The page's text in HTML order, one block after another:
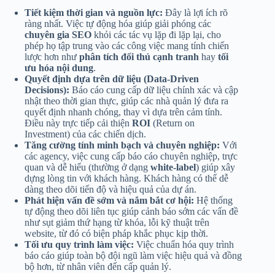
Tiết kiệm thời gian và nguồn lực: Đây là lợi ích rõ
ràng nhất. Việc tự động hóa giúp giải phóng các
chuyên gia SEO khỏi các tác vụ lặp đi lặp lại, cho
phép họ tập trung vào các công việc mang tính chiến
lược hơn như phân tích đối thủ cạnh tranh hay tối
ưu hóa nội dung.
Quyết định dựa trên dữ liệu (Data-Driven
Decisions): Báo cáo cung cấp dữ liệu chính xác và cập
nhật theo thời gian thực, giúp các nhà quản lý đưa ra
quyết định nhanh chóng, thay vì dựa trên cảm tính.
Điều này trực tiếp cải thiện ROI (Return on
Investment) của các chiến dịch.
Tăng cường tính minh bạch và chuyên nghiệp: Với
các agency, việc cung cấp báo cáo chuyên nghiệp, trực
quan và dễ hiểu (thường ở dạng white-label) giúp xây
dựng lòng tin với khách hàng. Khách hàng có thể dễ
dàng theo dõi tiến độ và hiệu quả của dự án.
Phát hiện vấn đề sớm và nắm bắt cơ hội: Hệ thống
tự động theo dõi liên tục giúp cảnh báo sớm các vấn đề
như sụt giảm thứ hạng từ khóa, lỗi kỹ thuật trên
website, từ đó có biện pháp khắc phục kịp thời.
Tối ưu quy trình làm việc: Việc chuẩn hóa quy trình
báo cáo giúp toàn bộ đội ngũ làm việc hiệu quả và đồng
bộ hơn, từ nhân viên đến cấp quản lý.